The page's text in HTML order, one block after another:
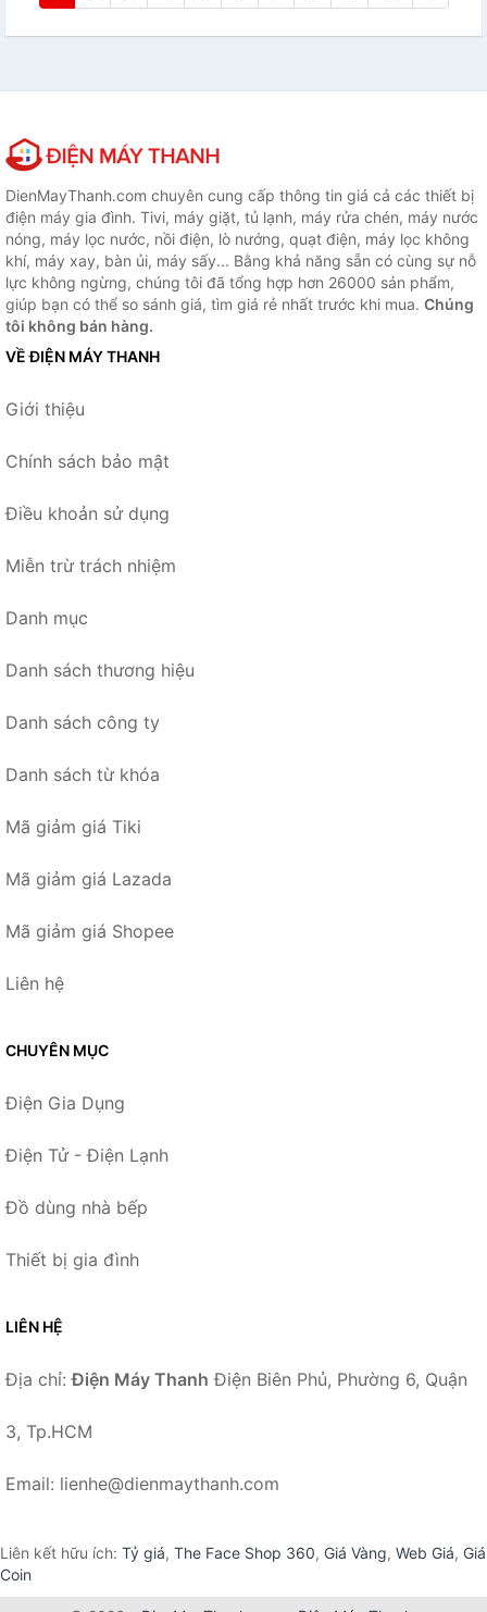
DienMayThanh.com chuyên cung cấp thông tin giá cả các thiết bị
điện máy gia đình. Tivi, máy giặt, tủ lạnh, máy rửa chén, máy nước
nóng, máy lọc nước, nồi điện, lò nướng, quạt điện, máy lọc không
khí, máy xay, bàn ủi, máy sấy... Bằng khả năng sẵn có cùng sự nỗ
lực không ngừng, chúng tôi đã tổng hợp hơn 26000 sản phẩm,
giúp bạn có thể so sánh giá, tìm giá rẻ nhất trước khi mua. Chúng
tôi không bán hàng.
VỀ ĐIỆN MÁY THANH
Giới thiệu
Chính sách bảo mật
Điều khoản sử dụng
Miễn trừ trách nhiệm
Danh mục
Danh sách thương hiệu
Danh sách công ty
Danh sách từ khóa
Mã giảm giá Tiki
Mã giảm giá Lazada
Mã giảm giá Shopee
Liên hệ
CHUYÊN MỤC
Điện Gia Dụng
Điện Tử - Điện Lạnh
Đồ dùng nhà bếp
Thiết bị gia đình
LIÊN HỆ
Địa chỉ:Điện Máy Thanh Điện Biên Phủ, Phường 6, Quận
3, Tp.HCM
Email: lienhe@dienmaythanh.com
Liên kết hữu ích: Tỷ giá, The Face Shop 360, Giá Vàng, Web Giá, Giá
Coin